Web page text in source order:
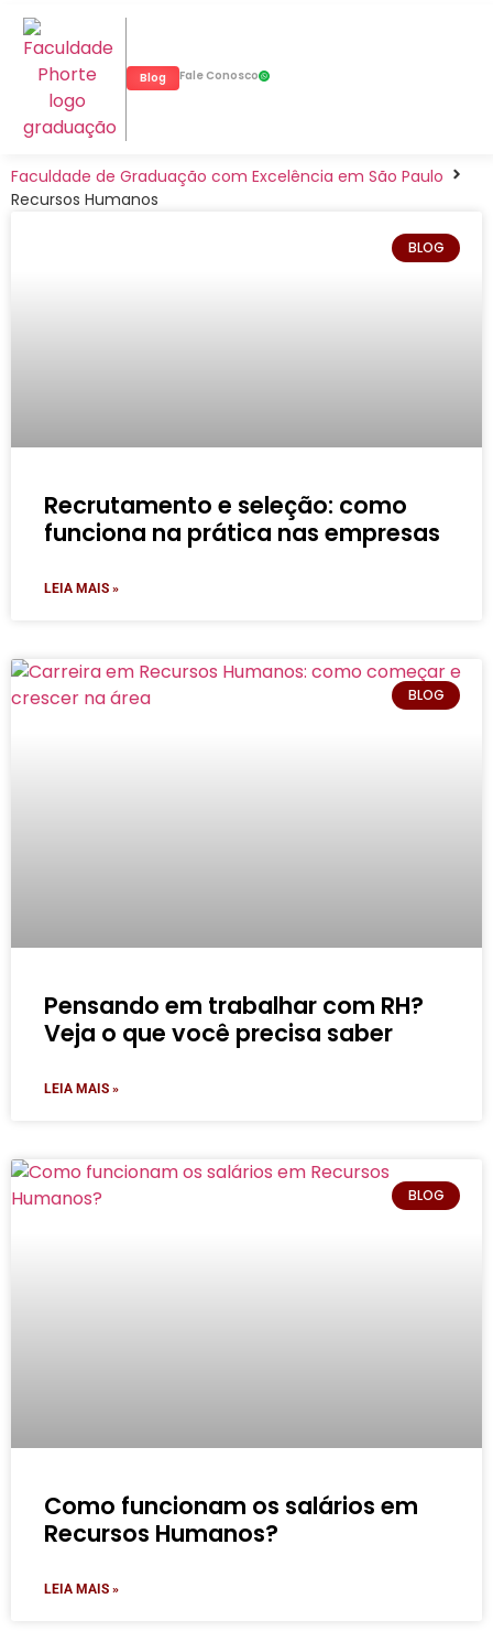
Blog Fale Conosco
Faculdade de Graduação com Excelência em São Paulo
Recursos Humanos
BLOG
Recrutamento e seleção: como
funciona na prática nas empresas
LEIA MAIS »
BLOG
Pensando em trabalhar com RH?
Veja o que você precisa saber
LEIA MAIS »
BLOG
Como funcionam os salários em
Recursos Humanos?
LEIA MAIS »